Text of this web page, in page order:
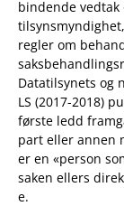
bindende vedtak
regler om
Datatilsynets og
LS (2017-2018)
første ledd
part eller annen
er en «person
saken ellers
e.